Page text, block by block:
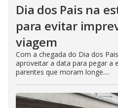
Dia dos Pais na
para evitar
viagem
Com a chegada do Dia dos
aproveitar a data para pegar a
parentes que moram longe....